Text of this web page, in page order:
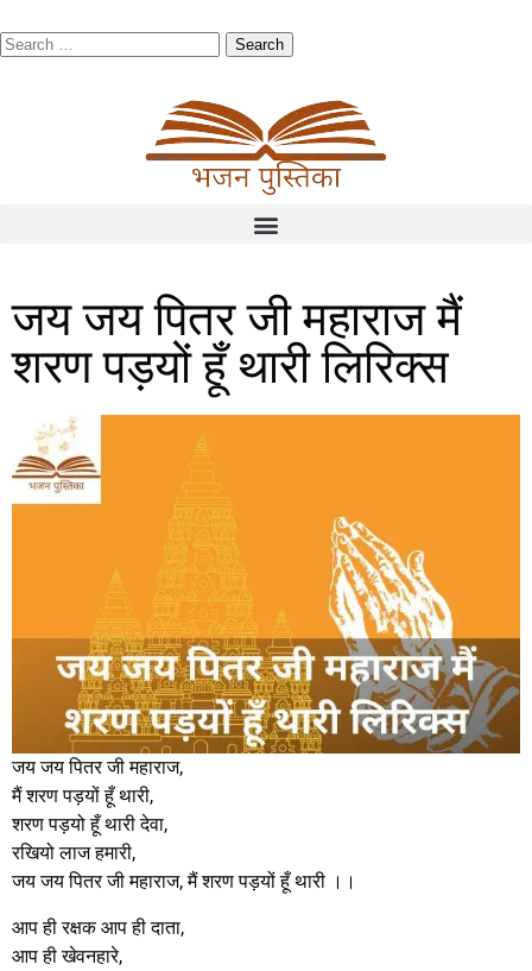
जय जय पितर जी महाराज मैं
शरण पड़यों हूँ थारी लिरिक्स
जय जय पितर जी महाराज,
मैं शरण पड़यों हूँ थारी,
शरण पड़यो हूँ थारी देवा,
रखियो लाज हमारी,
जय जय पितर जी महाराज, मैं शरण पड़यों हूँ थारी ।।
आप ही रक्षक आप ही दाता,
आप ही खेवनहारे,